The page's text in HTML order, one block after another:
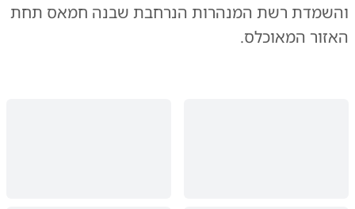
והשמדת רשת המנהרות הנרחבת שבנה חמאס תחת
האזור המאוכלס.